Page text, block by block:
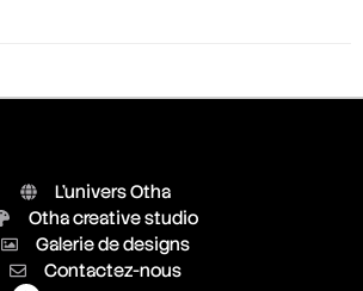
L'univers Otha
Otha creative studio
Galerie de designs
Contactez-nous